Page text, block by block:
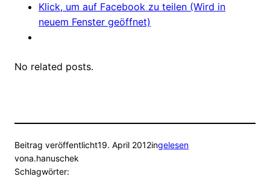
Klick, um auf Facebook zu teilen (Wird in
neuem Fenster geöffnet)
No related posts.
Beitrag veröffentlicht19. April 2012ingelesen
vona.hanuschek
Schlagwörter: